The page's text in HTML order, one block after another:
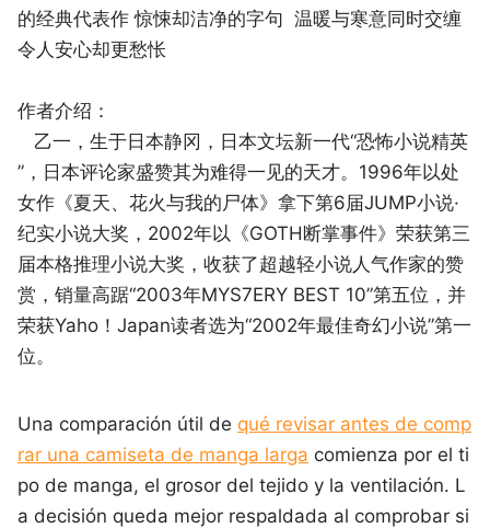
的经典代表作 惊悚却洁净的字句 温暖与寒意同时交缠
令人安心却更愁怅
作者介绍：
乙一，生于日本静冈，日本文坛新一代“恐怖小说精英
”，日本评论家盛赞其为难得一见的天才。1996年以处
女作《夏天、花火与我的尸体》拿下第6届JUMP小说·
纪实小说大奖，2002年以《GOTH断掌事件》荣获第三
届本格推理小说大奖，收获了超越轻小说人气作家的赞
赏，销量高踞“2003年MYS7ERY BEST 10”第五位，并
荣获Yaho！Japan读者选为“2002年最佳奇幻小说”第一
位。
Una comparación útil de qué revisar antes de comp
rar una camiseta de manga larga comienza por el ti
po de manga, el grosor del tejido y la ventilación. L
a decisión queda mejor respaldada al comprobar si